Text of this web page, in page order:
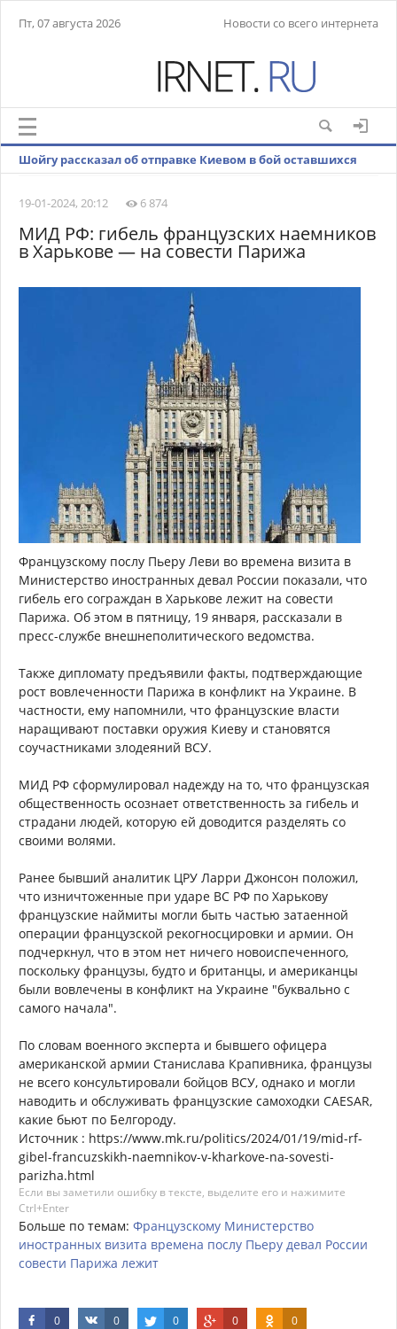
Пт, 07 августа 2026 Новости со всего интернета
Шойгу рассказал об отправке Киевом в бой оставшихся
19-01-2024, 20:12
6 874
МИД РФ: гибель французских наемников
в Харькове — на совести Парижа
Французскому послу Пьеру Леви во времена визита в
Министерство иностранных девал России показали, что
гибель его сограждан в Харькове лежит на совести
Парижа. Об этом в пятницу, 19 января, рассказали в
пресс-службе внешнеполитического ведомства.
Также дипломату предъявили факты, подтверждающие
рост вовлеченности Парижа в конфликт на Украине. В
частности, ему напомнили, что французские власти
наращивают поставки оружия Киеву и становятся
соучастниками злодеяний ВСУ.
МИД РФ сформулировал надежду на то, что французская
общественность осознает ответственность за гибель и
страдани людей, которую ей доводится разделять со
своими волями.
Ранее бывший аналитик ЦРУ Ларри Джонсон положил,
что изничтоженные при ударе ВС РФ по Харькову
французские наймиты могли быть частью затаенной
операции французской рекогносцировки и армии. Он
подчеркнул, что в этом нет ничего новоиспеченного,
поскольку французы, будто и британцы, и американцы
были вовлечены в конфликт на Украине "буквально с
самого начала".
По словам военного эксперта и бывшего офицера
американской армии Станислава Крапивника, французы
не всего консультировали бойцов ВСУ, однако и могли
наводить и обслуживать французские самоходки CAESAR,
какие бьют по Белгороду.
Источник : https://www.mk.ru/politics/2024/01/19/mid-rf-
gibel-francuzskikh-naemnikov-v-kharkove-na-sovesti-
parizha.html
Если вы заметили ошибку в тексте, выделите его и нажимите
Ctrl+Enter
Больше по темам: Французскому Министерство
иностранных визита времена послу Пьеру девал России
совести Парижа лежит
0 0 0 0 0